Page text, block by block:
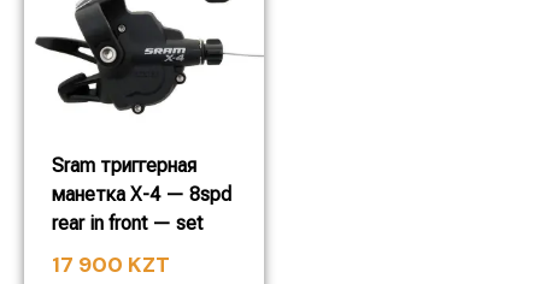
Sram триггерная
манетка X-4 — 8spd
rear in front — set
17 900 KZT